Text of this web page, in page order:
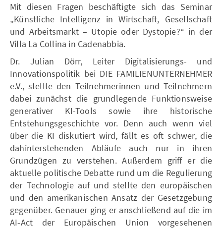
Mit diesen Fragen beschäftigte sich das Seminar
„Künstliche Intelligenz in Wirtschaft, Gesellschaft
und Arbeitsmarkt – Utopie oder Dystopie?“ in der
Villa La Collina in Cadenabbia.
Dr. Julian Dörr, Leiter Digitalisierungs- und
Innovationspolitik bei DIE FAMILIENUNTERNEHMER
e.V., stellte den Teilnehmerinnen und Teilnehmern
dabei zunächst die grundlegende Funktionsweise
generativer KI-Tools sowie ihre historische
Entstehungsgeschichte vor. Denn auch wenn viel
über die KI diskutiert wird, fällt es oft schwer, die
dahinterstehenden Abläufe auch nur in ihren
Grundzügen zu verstehen. Außerdem griff er die
aktuelle politische Debatte rund um die Regulierung
der Technologie auf und stellte den europäischen
und den amerikanischen Ansatz der Gesetzgebung
gegenüber. Genauer ging er anschließend auf die im
AI-Act der Europäischen Union vorgesehenen